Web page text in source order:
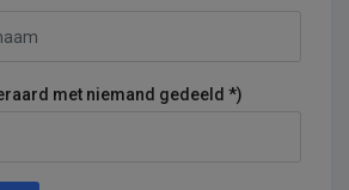
met niemand gedeeld *)